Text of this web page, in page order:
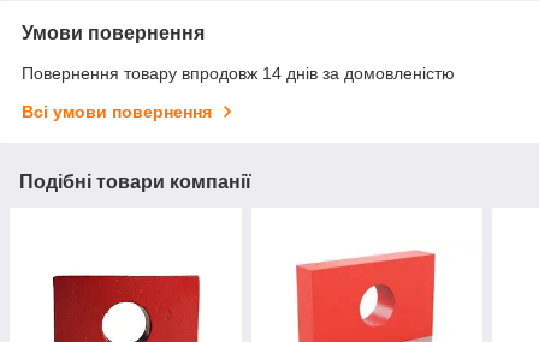
Умови повернення
Повернення товару впродовж 14 днів за домовленістю
Всі умови повернення
Подібні товари компанії